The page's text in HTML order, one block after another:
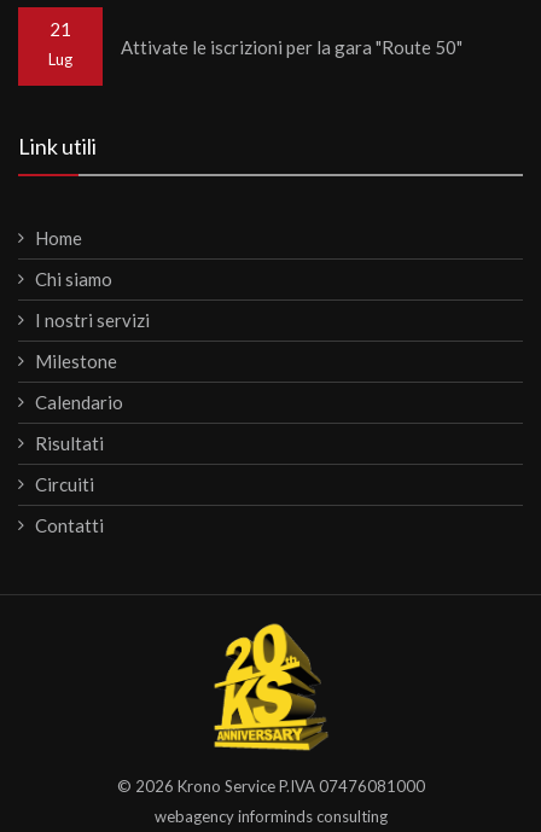
21
Lug
Attivate le iscrizioni per la gara "Route 50"
Link utili
Home
Chi siamo
I nostri servizi
Milestone
Calendario
Risultati
Circuiti
Contatti
© 2026 Krono ServiceP.IVA 07476081000
webagency informinds consulting